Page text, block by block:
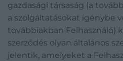
gazdasági társaság (a
a szolgáltatásokat igénybe
továbbiakban Felhasználó)
szerződés olyan általános
jelentik, amelyeket a